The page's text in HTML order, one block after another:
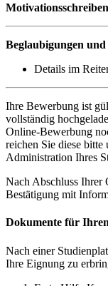
Beglaubigungen
Details im
Ihre Bewerbung ist
vollständig
Online-Bewerbung
reichen Sie diese
Administration Ihres
Nach Abschluss Ihrer
Bestätigung mit
Dokumente für
Nach einer
Ihre Eignung zu